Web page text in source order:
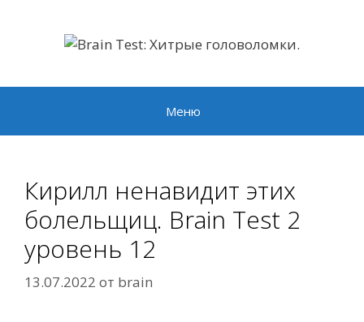
содержимому
Меню
Кирилл ненавидит этих
болельщиц. Brain Test 2
уровень 12
13.07.2022 от brain